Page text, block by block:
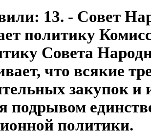
13. - Совет
политику
Совета
что всякие
закупок и
подрывом
политики.